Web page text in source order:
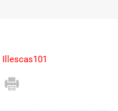
Illescas101